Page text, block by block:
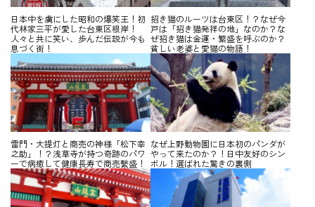
日本中を虜にした昭和の爆笑王！初
代林家三平が愛した台東区根岸！
人々と共に笑い、歩んだ伝説が今も
息づく街！
招き猫のルーツは台東区！？なぜ今
戸は「招き猫発祥の地」なのか？な
ぜ招き猫は金運・繁盛を呼ぶのか？
貧しい老婆と愛猫の物語！
雷門・大提灯と商売の神様「松下幸
之助」！？浅草寺が持つ奇跡のパワ
ーで病癒して健康長寿で商売繫盛！
なぜ上野動物園に日本初のパンダが
やって来たのか？！日中友好のシン
ボル！選ばれた驚きの裏側